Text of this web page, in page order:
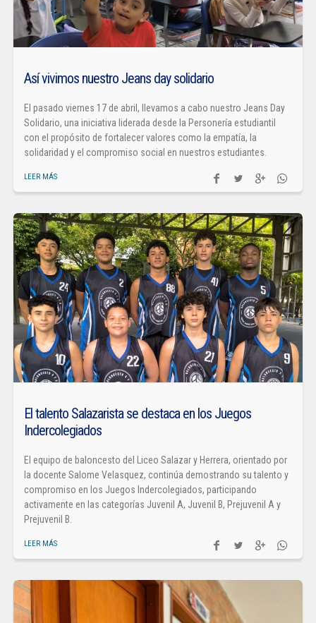
Así vivimos nuestro Jeans day solidario
El pasado viernes 17 de abril, llevamos a cabo nuestro Jeans Day
Solidario, una iniciativa liderada desde la Personería estudiantil
con el propósito de fortalecer valores como la empatía, la
solidaridad y el compromiso social en nuestros estudiantes.
LEER MÁS
El talento Salazarista se destaca en los Juegos
Indercolegiados
El equipo de baloncesto del Liceo Salazar y Herrera, orientado por
la docente Salome Velasquez, continúa demostrando su talento y
compromiso en los Juegos Indercolegiados, participando
activamente en las categorías Juvenil A, Juvenil B, Prejuvenil A y
Prejuvenil B.
LEER MÁS